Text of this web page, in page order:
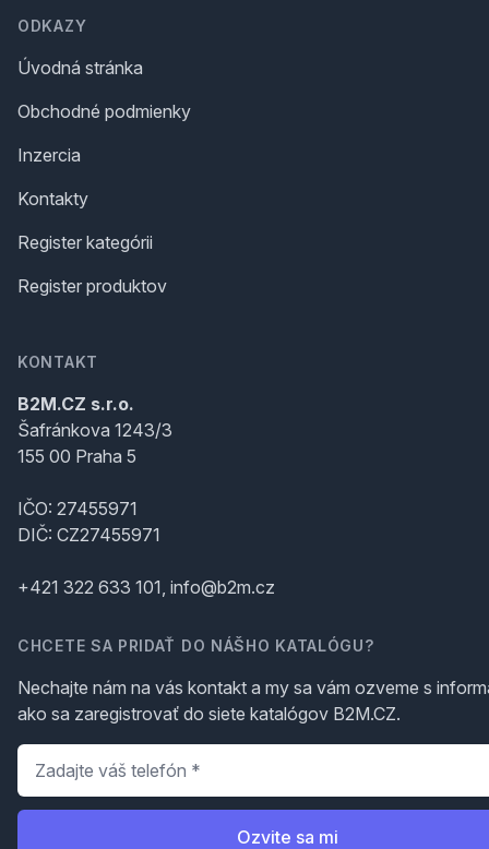
ODKAZY
Úvodná stránka
Obchodné podmienky
Inzercia
Kontakty
Register kategórii
Register produktov
KONTAKT
B2M.CZ s.r.o.
Šafránkova 1243/3
155 00 Praha 5
IČO: 27455971
DIČ: CZ27455971
+421 322 633 101, info@b2m.cz
CHCETE SA PRIDAŤ DO NÁŠHO KATALÓGU?
Nechajte nám na vás kontakt a my sa vám ozveme s
ako sa zaregistrovať do siete katalógov B2M.CZ.
Telefón
Ozvite sa mi